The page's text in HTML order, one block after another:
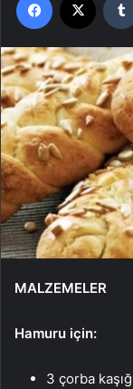
MALZEMELER
Hamuru için:
3 çorba